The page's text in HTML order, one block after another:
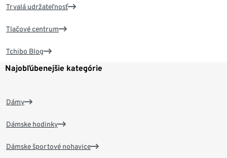
Trvalá udržateľnosť
Tlačové centrum
Tchibo Blog
Najobľúbenejšie kategórie
Dámy
Dámske hodinky
Dámske športové nohavice